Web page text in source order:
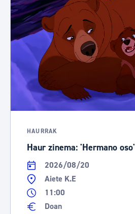
HAURRAK
Haur zinema: 'Hermano oso'
2026/08/20
Aiete K.E
11:00
Doan